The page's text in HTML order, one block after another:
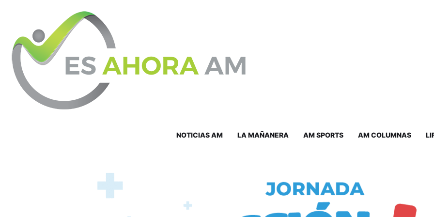
NOTICIAS AM LA MAÑANERA AM SPORTS AM COLUMNAS